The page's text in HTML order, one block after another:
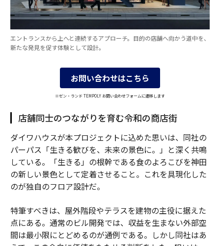
エントランスから上へと連続するアプローチ。目的の店舗へ向かう道中を、
新たな発見を促す体験として設計。
お問い合わせはこちら
※ゼン・ランド TEMPOLY お問い合わせフォームに遷移します
店舗同士のつながりを育む令和の商店街
ダイワハウスが本プロジェクトに込めた思いは、同社の
パーパス「生きる歓びを、未来の景色に。」と深く共鳴
している。「生きる」の根幹である食のよろこびを神田
の新しい景色として定着させること。これを具現化した
のが独自のフロア設計だ。
特筆すべきは、屋外階段やテラスを建物の主役に据えた
点にある。通常のビル開発では、収益を生まない外部空
間は最小限にとどめるのが通例である。しかし同社はあ